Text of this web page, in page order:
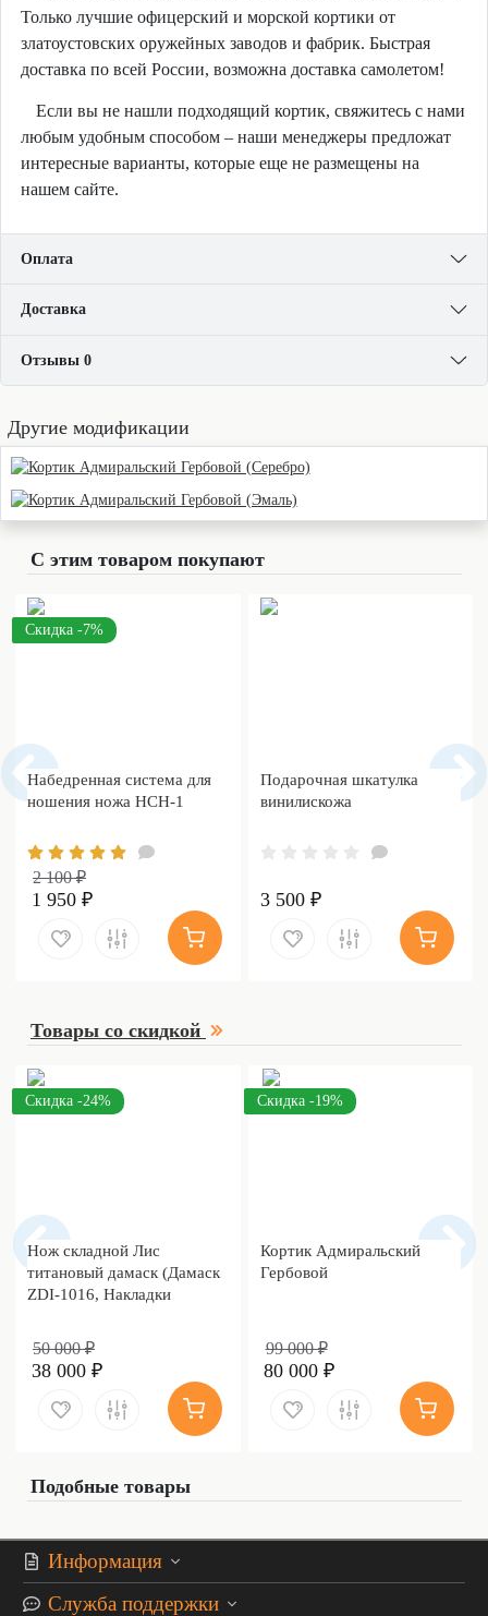
Только лучшие офицерский и морской кортики от
златоустовских оружейных заводов и фабрик. Быстрая
доставка по всей России, возможна доставка самолетом!
Если вы не нашли подходящий кортик, свяжитесь с нами
любым удобным способом – наши менеджеры предложат
интересные варианты, которые еще не размещены на
нашем сайте.
Оплата
Доставка
Отзывы 0
Другие модификации
С этим товаром покупают
Скидка -7%
Набедренная система для
ношения ножа НСН-1
2 100 ₽
1 950 ₽
Подарочная шкатулка
винилискожа
3 500 ₽
Товары со скидкой
Скидка -24%
Нож складной Лис
титановый дамаск (Дамаск
ZDI-1016, Накладки
50 000 ₽
38 000 ₽
Скидка -19%
Кортик Адмиральский
Гербовой
99 000 ₽
80 000 ₽
Подобные товары
Информация
Служба поддержки